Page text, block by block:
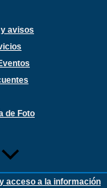
avisos
de Foto
acceso a la información